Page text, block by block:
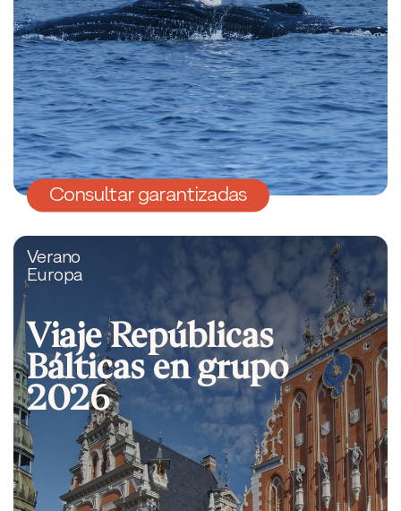
Consultar garantizadas
Verano
Europa
Viaje Repúblicas
Bálticas en grupo
2026